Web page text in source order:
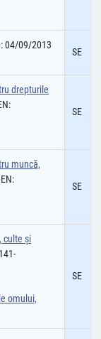
04/09/2013
SE
drepturile
SE
muncă,
SE
culte şi
omului,
SE